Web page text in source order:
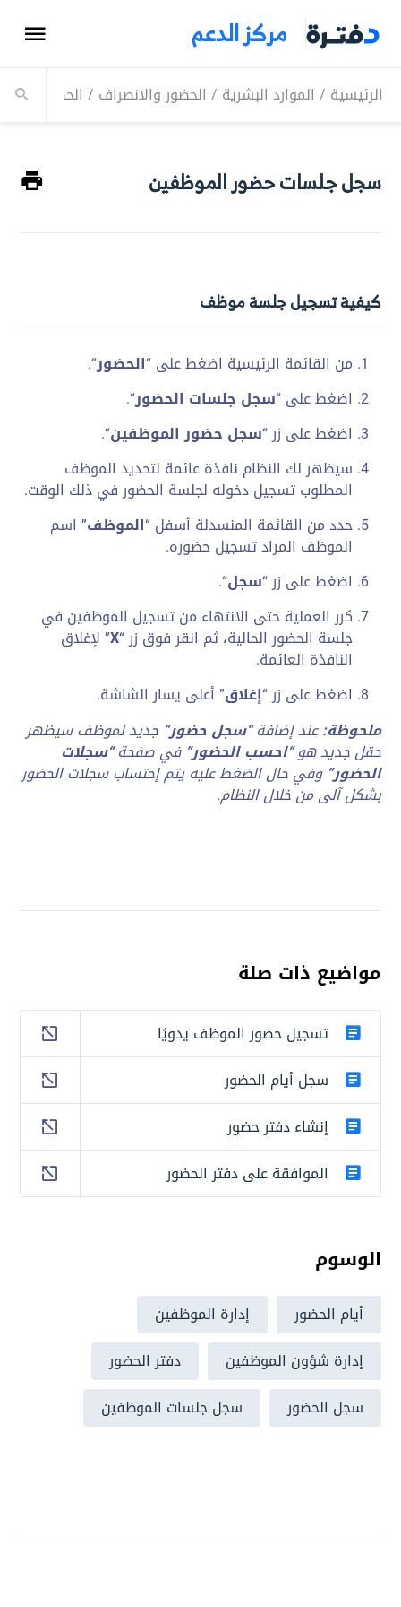
مركز الدعم
الرئيسية / الموارد البشرية / الحضور والانصراف / الحضور /
سجل جلسات حضور الموظفين
كيفية تسجيل جلسة موظف
من القائمة الرئيسية اضغط على “الحضور“.
اضغط على “سجل جلسات الحضور“.
اضغط على زر “سجل حضور الموظفين“.
سيظهر لك النظام نافذة عائمة لتحديد الموظف
المطلوب تسجيل دخوله لجلسة الحضور في ذلك الوقت.
حدد من القائمة المنسدلة أسفل “الموظف” اسم
الموظف المراد تسجيل حضوره.
اضغط على زر “سجل“.
كرر العملية حتى الانتهاء من تسجيل الموظفين في
جلسة الحضور الحالية، ثم انقر فوق زر “X” لإغلاق
النافذة العائمة.
اضغط على زر “إغلاق” أعلى يسار الشاشة.
ملحوظة:عند إضافة“سجل حضور” جديد لموظف سيظهر
حقل جديد هو“احسب الحضور” في صفحة“سجلات
الحضور” وفي حال الضغط عليه يتم إحتساب سجلات الحضور
بشكل آلى من خلال النظام.
مواضيع ذات صلة
تسجيل حضور الموظف يدويًا
سجل أيام الحضور
إنشاء دفتر حضور
الموافقة على دفتر الحضور
الوسوم
أيام الحضور
إدارة الموظفين
إدارة شؤون الموظفين
دفتر الحضور
سجل الحضور
سجل جلسات الموظفين